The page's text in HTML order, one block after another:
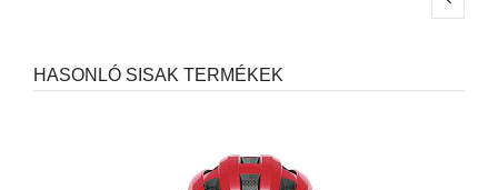
HASONLÓ SISAK TERMÉKEK